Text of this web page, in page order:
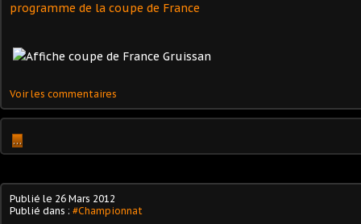
programme de la coupe de France
Voir les commentaires
…
Publié le 26 Mars 2012
Publié dans : #Championnat